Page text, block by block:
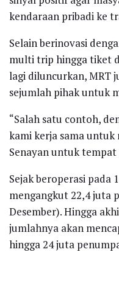
kendaraan pribadi ke
Selain berinovasi
multi trip hingga tiket
lagi diluncurkan, MRT
sejumlah pihak untuk
“Salah satu contoh,
kami kerja sama
Senayan untuk tempat
Sejak beroperasi pada
mengangkut 22,4 juta
Desember). Hingga
jumlahnya akan
hingga 24 juta